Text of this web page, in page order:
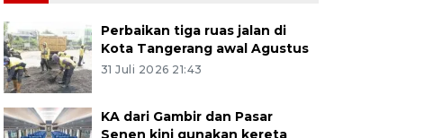
Perbaikan tiga ruas jalan di
Kota Tangerang awal Agustus
31 Juli 2026 21:43
KA dari Gambir dan Pasar
Senen kini gunakan kereta